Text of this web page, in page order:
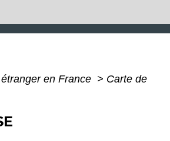
en France > Carte de